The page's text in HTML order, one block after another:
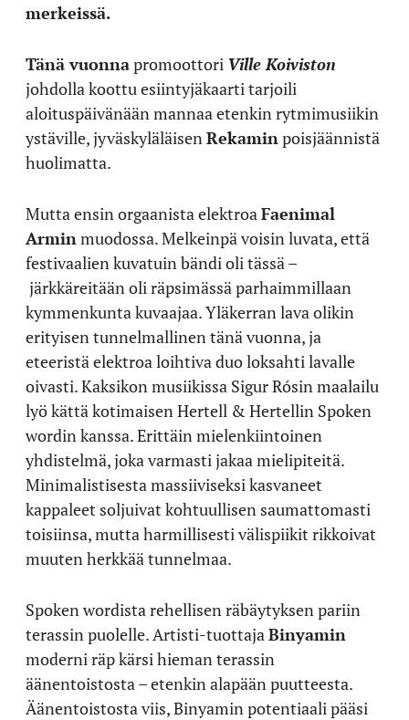
merkeissä.
Tänä vuonnapromoottori Ville Koiviston
johdolla koottu esiintyjäkaarti tarjoili
aloituspäivänään mannaa etenkin rytmimusiikin
ystäville, jyväskyläläisen Rekamin poisjäännistä
huolimatta.
Mutta ensin orgaanista elektroa Faenimal
Armin muodossa. Melkeinpä voisin luvata, että
festivaalien kuvatuin bändi oli tässä –
järkkäreitään oli räpsimässä parhaimmillaan
kymmenkunta kuvaajaa. Yläkerran lava olikin
erityisen tunnelmallinen tänä vuonna, ja
eteeristä elektroa loihtiva duo loksahti lavalle
oivasti. Kaksikon musiikissa Sigur Rósin maalailu
lyö kättä kotimaisen Hertell & Hertellin Spoken
wordin kanssa. Erittäin mielenkiintoinen
yhdistelmä, joka varmasti jakaa mielipiteitä.
Minimalistisesta massiiviseksi kasvaneet
kappaleet soljuivat kohtuullisen saumattomasti
toisiinsa, mutta harmillisesti välispiikit rikkoivat
muuten herkkää tunnelmaa.
Spoken wordista rehellisen räbäytyksen pariin
terassin puolelle. Artisti-tuottaja Binyamin
moderni räp kärsi hieman terassin
äänentoistosta – etenkin alapään puutteesta.
Äänentoistosta viis, Binyamin potentiaali pääsi